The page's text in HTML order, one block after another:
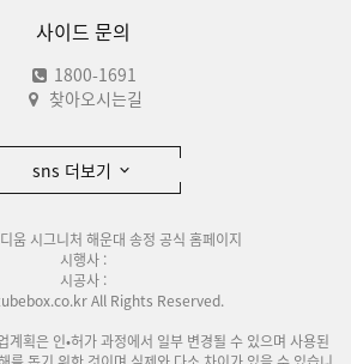
사이드 문의
1800-1691
찾아오시는길
sns 더보기
움 시그니처 해운대 송정 공식 홈페이지
시행사 :
시공사 :
All Rights Reserved.
획은 인•허가 과정에서 일부 변경될 수 있으며 사용된